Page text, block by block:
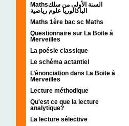
Mathsالسنة الأولى من سلك
الباكالوريا علوم رياضية
Maths 1ère bac sc Maths
Questionnaire sur La Boite à
Merveilles
La poésie classique
Le schéma actantiel
L’énonciation dans La Boite à
Merveilles
Lecture méthodique
Qu'est ce que la lecture
analytique?
La lecture sélective